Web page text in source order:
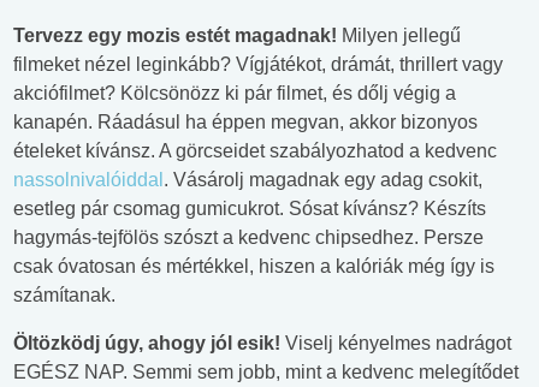
Tervezz egy mozis estét magadnak! Milyen jellegű
filmeket nézel leginkább? Vígjátékot, drámát, thrillert vagy
akciófilmet? Kölcsönözz ki pár filmet, és dőlj végig a
kanapén. Ráadásul ha éppen megvan, akkor bizonyos
ételeket kívánsz. A görcseidet szabályozhatod a kedvenc
nassolnivalóiddal . Vásárolj magadnak egy adag csokit,
esetleg pár csomag gumicukrot. Sósat kívánsz? Készíts
hagymás-tejfölös szószt a kedvenc chipsedhez. Persze
csak óvatosan és mértékkel, hiszen a kalóriák még így is
számítanak.
Öltözködj úgy, ahogy jól esik! Viselj kényelmes nadrágot
EGÉSZ NAP. Semmi sem jobb, mint a kedvenc melegítődet